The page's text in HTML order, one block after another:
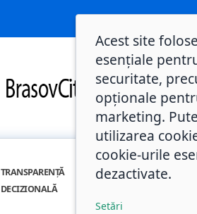
TRANSPARENȚĂ
DECIZIONALĂ
INTEGRITATE
Acest site
esențiale
securitate,
opționale
marketing.
utilizarea
cookie-urile
dezactivate.
Setări